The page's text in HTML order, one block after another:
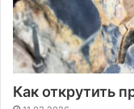
Как открутить